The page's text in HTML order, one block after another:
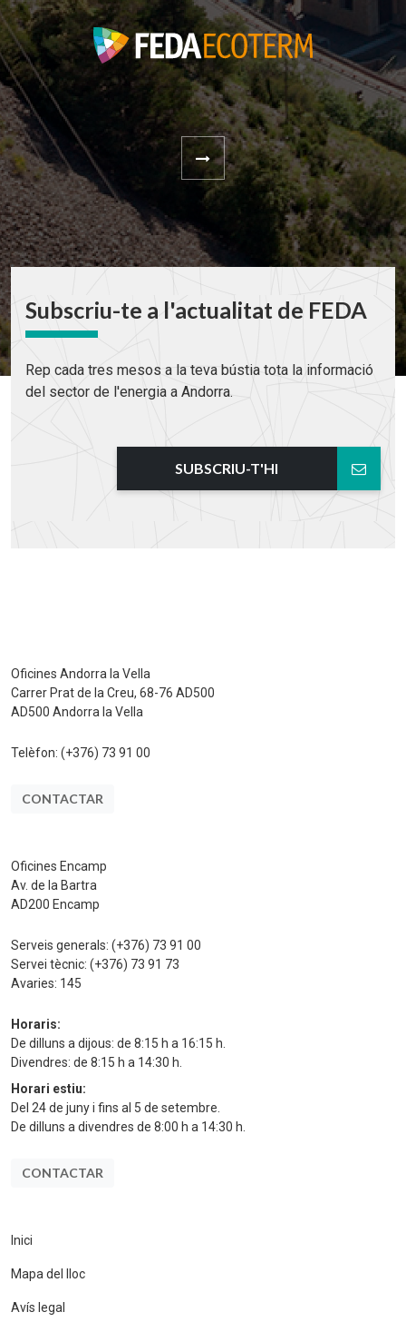
Subscriu-te a l'actualitat de FEDA
Rep cada tres mesos a la teva bústia tota la informació
del sector de l'energia a Andorra.
SUBSCRIU-T'HI
Oficines Andorra la Vella
Carrer Prat de la Creu, 68-76 AD500
AD500 Andorra la Vella
Telèfon: (+376) 73 91 00
CONTACTAR
Oficines Encamp
Av. de la Bartra
AD200 Encamp
Serveis generals: (+376) 73 91 00
Servei tècnic: (+376) 73 91 73
Avaries: 145
Horaris:
De dilluns a dijous: de 8:15 h a 16:15 h.
Divendres: de 8:15 h a 14:30 h.
Horari estiu:
Del 24 de juny i fins al 5 de setembre.
De dilluns a divendres de 8:00 h a 14:30 h.
CONTACTAR
Inici
Mapa del lloc
Avís legal